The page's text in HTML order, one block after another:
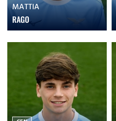
MATTIA
RAGO